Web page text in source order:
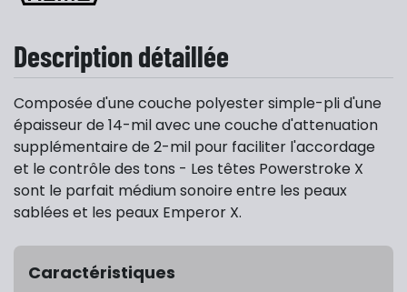
Description détaillée
Composée d'une couche polyester simple-pli d'une
épaisseur de 14-mil avec une couche d'attenuation
supplémentaire de 2-mil pour faciliter l'accordage
et le contrôle des tons - Les têtes Powerstroke X
sont le parfait médium sonoire entre les peaux
sablées et les peaux Emperor X.
Caractéristiques